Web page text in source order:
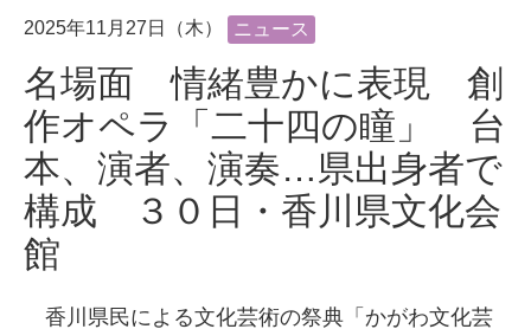
2025年11月27日（木） ニュース
名場面 情緒豊かに表現 創
作オペラ「二十四の瞳」 台
本、演者、演奏…県出身者で
構成 ３０日・香川県文化会
館
香川県民による文化芸術の祭典「かがわ文化芸